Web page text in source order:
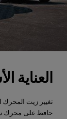
العناية
تغيير زيت المحرك
حافظ على محرك